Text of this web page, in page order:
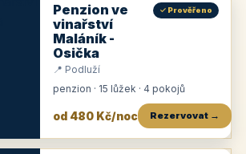
Penzion ve
vinařství
Maláník -
Osička
✓ Prověřeno
📍 Podluží
penzion · 15 lůžek · 4 pokojů
od 480 Kč/noc Rezervovat →